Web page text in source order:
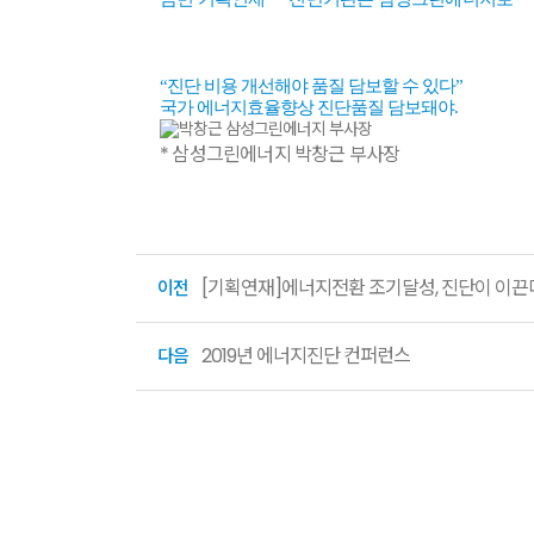
“진단 비용 개선해야 품질 담보할 수 있다”
국가 에너지효율향상 진단품질 담보돼야.
* 삼성그린에너지 박창근 부사장
이전 [기획연재]에너지전환 조기달성, 진단이 이
다음 2019년 에너지진단 컨퍼런스